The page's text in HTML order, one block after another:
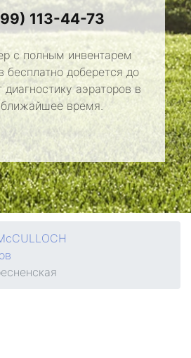
113-44-73
с полным инвентарем
бесплатно доберется до
аэраторов в
время.